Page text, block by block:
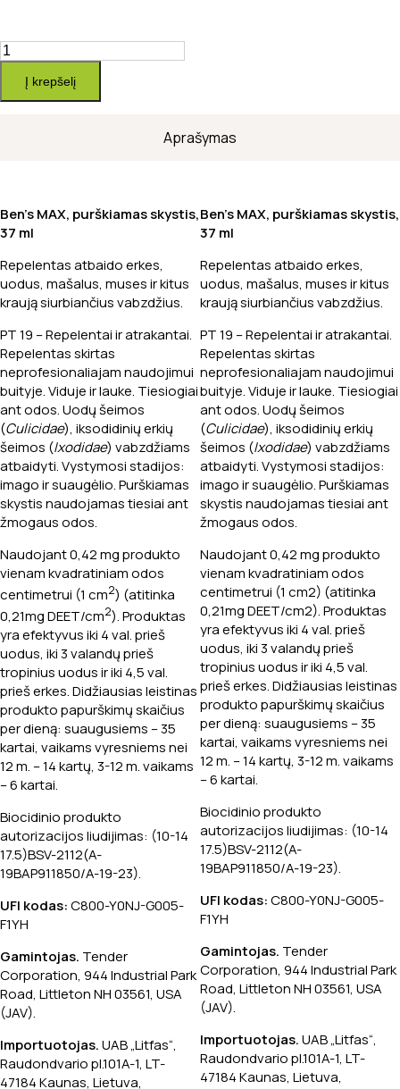
produkto
kiekis:
Atostogoms
prie
Į krepšelį
Aprašymas
Ben’s MAX, purškiamas skystis,
37 ml
Repelentas atbaido erkes,
uodus, mašalus, muses ir kitus
kraują siurbiančius vabzdžius.
PT 19 – Repelentai ir atrakantai.
Repelentas skirtas
neprofesionaliajam naudojimui
buityje. Viduje ir lauke. Tiesiogiai
ant odos. Uodų šeimos
(Culicidae), iksodidinių erkių
šeimos (Ixodidae) vabzdžiams
atbaidyti. Vystymosi stadijos:
imago ir suaugėlio. Purškiamas
skystis naudojamas tiesiai ant
žmogaus odos.
Naudojant 0,42 mg produkto
vienam kvadratiniam odos
centimetrui (1 cm2) (atitinka
0,21mg DEET/cm2). Produktas
yra efektyvus iki 4 val. prieš
uodus, iki 3 valandų prieš
tropinius uodus ir iki 4,5 val.
prieš erkes. Didžiausias leistinas
produkto papurškimų skaičius
per dieną: suaugusiems – 35
kartai, vaikams vyresniems nei
12 m. – 14 kartų, 3-12 m. vaikams
– 6 kartai.
Biocidinio produkto
autorizacijos liudijimas: (10-14
17.5)BSV-2112(A-
19BAP911850/A-19-23).
UFI kodas:C800-Y0NJ-G005-
F1YH
Gamintojas. Tender
Corporation, 944 Industrial Park
Road, Littleton NH 03561, USA
(JAV).
Importuotojas.UAB „Litfas“,
Raudondvario pl.101A-1, LT-
47184 Kaunas, Lietuva,
Ben’s MAX, purškiamas skystis,
37 ml
Repelentas atbaido erkes,
uodus, mašalus, muses ir kitus
kraują siurbiančius vabzdžius.
PT 19 – Repelentai ir atrakantai.
Repelentas skirtas
neprofesionaliajam naudojimui
buityje. Viduje ir lauke. Tiesiogiai
ant odos. Uodų šeimos
(Culicidae), iksodidinių erkių
šeimos (Ixodidae) vabzdžiams
atbaidyti. Vystymosi stadijos:
imago ir suaugėlio. Purškiamas
skystis naudojamas tiesiai ant
žmogaus odos.
Naudojant 0,42 mg produkto
vienam kvadratiniam odos
centimetrui (1 cm2) (atitinka
0,21mg DEET/cm2). Produktas
yra efektyvus iki 4 val. prieš
uodus, iki 3 valandų prieš
tropinius uodus ir iki 4,5 val.
prieš erkes. Didžiausias leistinas
produkto papurškimų skaičius
per dieną: suaugusiems – 35
kartai, vaikams vyresniems nei
12 m. – 14 kartų, 3-12 m. vaikams
– 6 kartai.
Biocidinio produkto
autorizacijos liudijimas: (10-14
17.5)BSV-2112(A-
19BAP911850/A-19-23).
UFI kodas:C800-Y0NJ-G005-
F1YH
Gamintojas. Tender
Corporation, 944 Industrial Park
Road, Littleton NH 03561, USA
(JAV).
Importuotojas.UAB „Litfas“,
Raudondvario pl.101A-1, LT-
47184 Kaunas, Lietuva,